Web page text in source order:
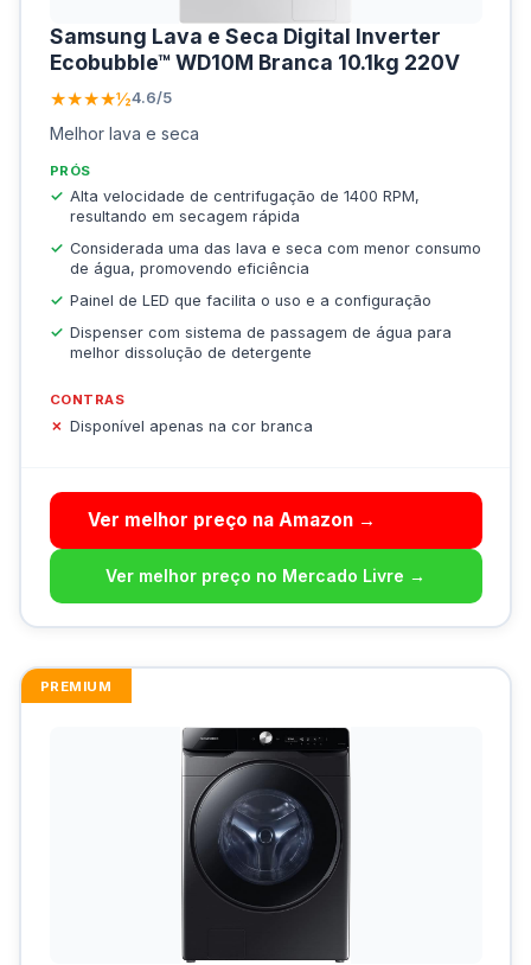
Samsung Lava e Seca Digital Inverter
Ecobubble™ WD10M Branca 10.1kg 220V
★★★★½4.6/5
Melhor lava e seca
PRÓS
Alta velocidade de centrifugação de 1400 RPM,
resultando em secagem rápida
Considerada uma das lava e seca com menor consumo
de água, promovendo eficiência
Painel de LED que facilita o uso e a configuração
Dispenser com sistema de passagem de água para
melhor dissolução de detergente
CONTRAS
Disponível apenas na cor branca
Ver melhor preço na Amazon →
Ver melhor preço no Mercado Livre →
PREMIUM